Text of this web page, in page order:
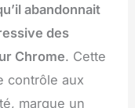
abandonnait
des
Chrome. Cette
contrôle aux
marque un